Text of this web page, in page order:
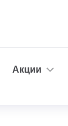
Акции